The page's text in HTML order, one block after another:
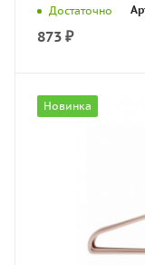
Достаточно
873 ₽
Новинка